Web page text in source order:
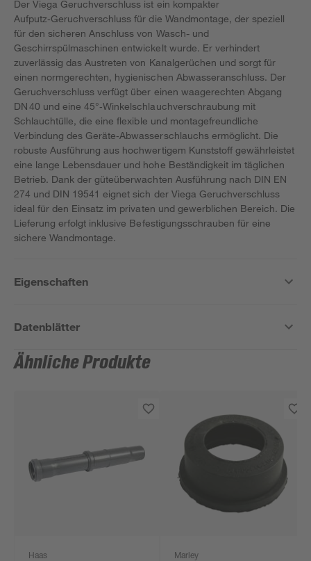
Der Viega Geruchverschluss ist ein kompakter
Aufputz‑Geruchverschluss für die Wandmontage, der speziell
für den sicheren Anschluss von Wasch- und
Geschirrspülmaschinen entwickelt wurde. Er verhindert
zuverlässig das Austreten von Kanalgerüchen und sorgt für
einen normgerechten, hygienischen Abwasseranschluss. Der
Geruchverschluss verfügt über einen waagerechten Abgang
DN 40 und eine 45°‑Winkelschlauchverschraubung mit
Schlauchtülle, die eine flexible und montagefreundliche
Verbindung des Geräte‑Abwasserschlauchs ermöglicht. Die
robuste Ausführung aus hochwertigem Kunststoff gewährleistet
eine lange Lebensdauer und hohe Beständigkeit im täglichen
Betrieb. Dank der güteüberwachten Ausführung nach DIN EN
274 und DIN 19541 eignet sich der Viega Geruchverschluss
ideal für den Einsatz im privaten und gewerblichen Bereich. Die
Lieferung erfolgt inklusive Befestigungsschrauben für eine
sichere Wandmontage.
Eigenschaften
Datenblätter
Ähnliche Produkte
Haas Marley